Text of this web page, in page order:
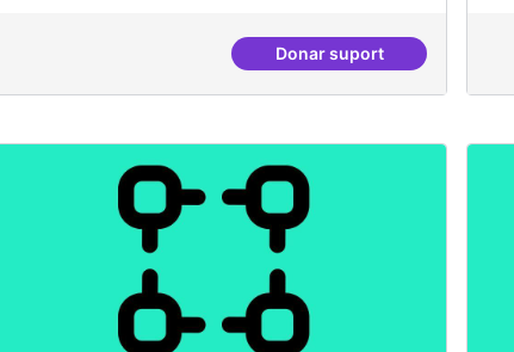
Donar suportGrades democràtiques